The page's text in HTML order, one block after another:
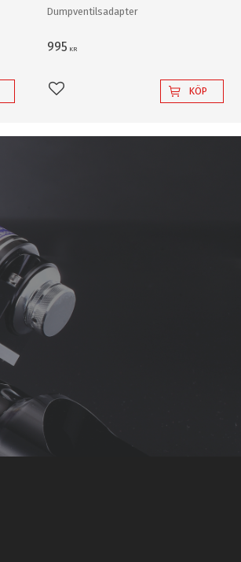
Dumpventilsadapter
995 KR
Lägg till i favoriter KÖP